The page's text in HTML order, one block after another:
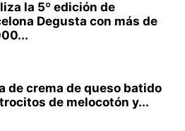
la 5º edición de
Degusta con más de
de crema de queso batido
de melocotón y...